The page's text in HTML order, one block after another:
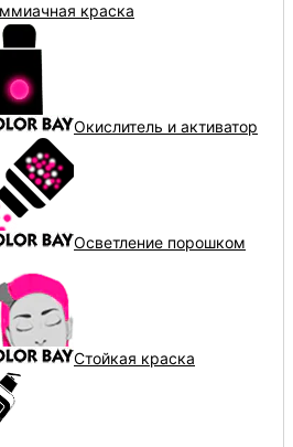
краска
Окислитель и активатор
Осветление порошком
Стойкая краска